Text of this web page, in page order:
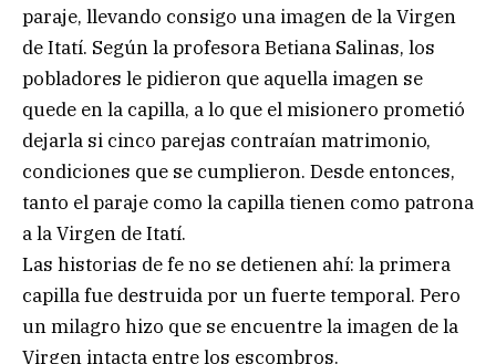
paraje, llevando consigo una imagen de la Virgen
de Itatí. Según la profesora Betiana Salinas, los
pobladores le pidieron que aquella imagen se
quede en la capilla, a lo que el misionero prometió
dejarla si cinco parejas contraían matrimonio,
condiciones que se cumplieron. Desde entonces,
tanto el paraje como la capilla tienen como patrona
a la Virgen de Itatí.
Las historias de fe no se detienen ahí: la primera
capilla fue destruida por un fuerte temporal. Pero
un milagro hizo que se encuentre la imagen de la
Virgen intacta entre los escombros.